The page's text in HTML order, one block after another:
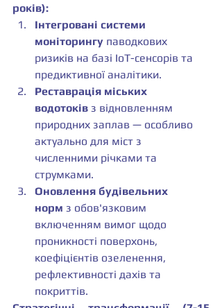
років):
Інтегровані системи
моніторингу паводкових
ризиків на базі IoT-сенсорів та
предиктивної аналітики.
Реставрація міських
водотоків з відновленням
природних заплав — особливо
актуально для міст з
численними річками та
струмками.
Оновлення будівельних
норм з обов'язковим
включенням вимог щодо
проникності поверхонь,
коефіцієнтів озеленення,
рефлективності дахів та
покриттів.